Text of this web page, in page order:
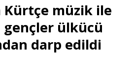
Derkenar
Sivil Toplum
Kürtçe müzik ile
gençler ülkücü
darp edildi